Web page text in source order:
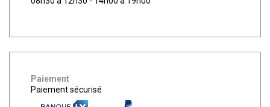
Paiement
Paiement sécurisé